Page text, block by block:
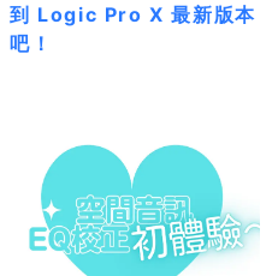
到 Logic Pro X 最新版本
吧！